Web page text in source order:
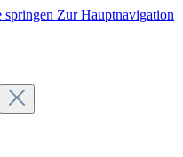
springen Zur Hauptnavigation